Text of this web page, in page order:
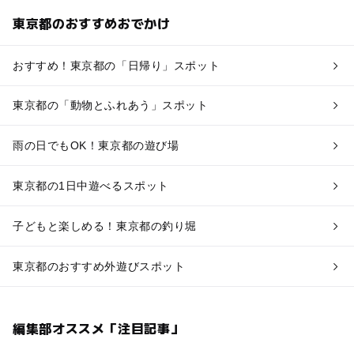
東京都のおすすめおでかけ
おすすめ！東京都の「日帰り」スポット
東京都の「動物とふれあう」スポット
雨の日でもOK！東京都の遊び場
東京都の1日中遊べるスポット
子どもと楽しめる！東京都の釣り堀
東京都のおすすめ外遊びスポット
編集部オススメ「注目記事」